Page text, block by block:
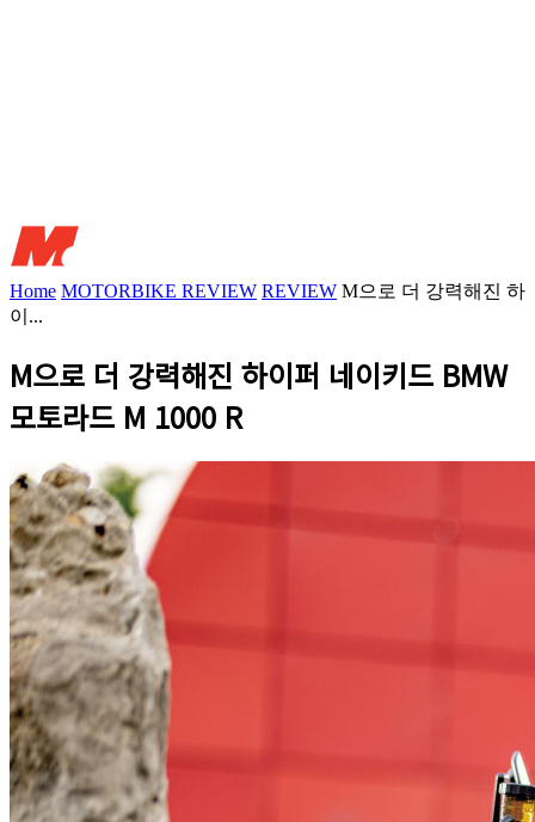
Home MOTORBIKE REVIEW REVIEW M으로 더 강력해진 하
이...
M으로 더 강력해진 하이퍼 네이키드 BMW
모토라드 M 1000 R